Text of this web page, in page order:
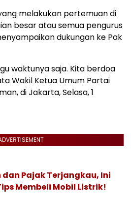
melakukan pertemuan di
besar atau semua pengurus
dukungan ke Pak
waktunya saja. Kita berdoa
Wakil Ketua Umum Partai
di Jakarta, Selasa, 1
Pajak Terjangkau, Ini
Membeli Mobil Listrik!